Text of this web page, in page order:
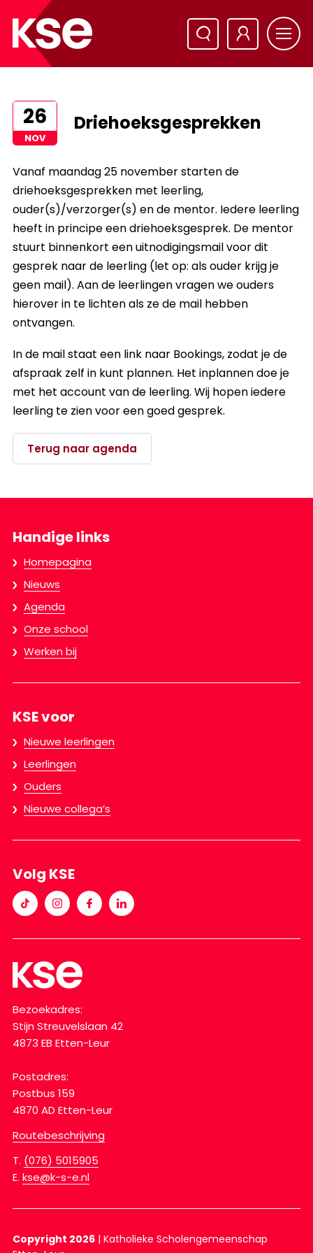
26
NOV
Driehoeksgesprekken
Vanaf maandag 25 november starten de
driehoeksgesprekken met leerling,
ouder(s)/verzorger(s) en de mentor. Iedere leerling
heeft in principe een driehoeksgesprek. De mentor
stuurt binnenkort een uitnodigingsmail voor dit
gesprek naar de leerling (let op: als ouder krijg je
geen mail). Aan de leerlingen vragen we ouders
hierover in te lichten als ze de mail hebben
ontvangen.
In de mail staat een link naar Bookings, zodat je de
afspraak zelf in kunt plannen. Het inplannen doe je
met het account van de leerling. Wij hopen iedere
leerling te zien voor een goed gesprek.
Terug naar agenda
Handige links
Homepagina
Nieuws
Agenda
Onze school
Werken bij
KSE voor
Nieuwe leerlingen
Leerlingen
Ouders
Nieuwe collega’s
Volg KSE
Bezoekadres:
Stijn Streuvelslaan 42
4873 EB Etten-Leur
Postadres:
Postbus 159
4870 AD Etten-Leur
Routebeschrijving
T. (076) 5015905
E. kse@k-s-e.nl
Copyright 2026 | Katholieke Scholengemeenschap